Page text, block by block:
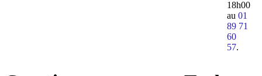
18h00
au 01
89 71
60
57.